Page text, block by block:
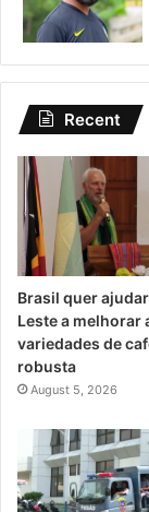
Recent
Brasil quer
Leste a melhorar
variedades de
robusta
August 5, 2026